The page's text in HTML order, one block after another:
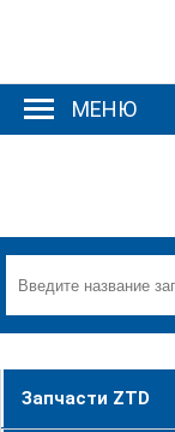
МЕНЮ
Запчасти ZTD